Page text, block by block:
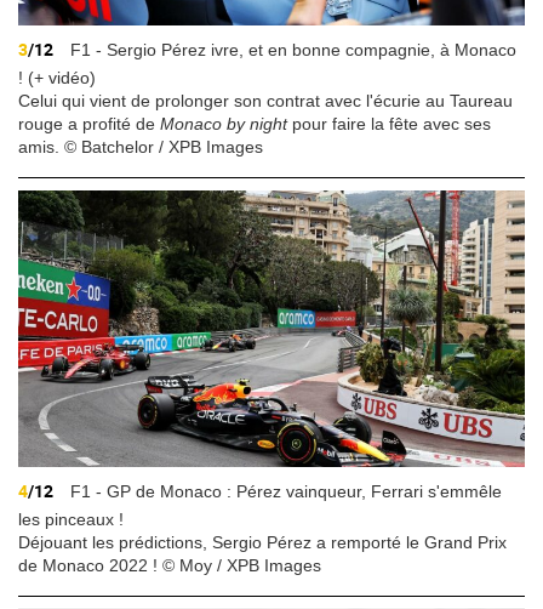
3/12
F1 - Sergio Pérez ivre, et en bonne compagnie, à Monaco
! (+ vidéo)
Celui qui vient de prolonger son contrat avec l'écurie au Taureau
rouge a profité de Monaco by nightpour faire la fête avec ses
amis. © Batchelor / XPB Images
4/12
F1 - GP de Monaco : Pérez vainqueur, Ferrari s'emmêle
les pinceaux !
Déjouant les prédictions, Sergio Pérez a remporté le Grand Prix
de Monaco 2022 ! © Moy / XPB Images